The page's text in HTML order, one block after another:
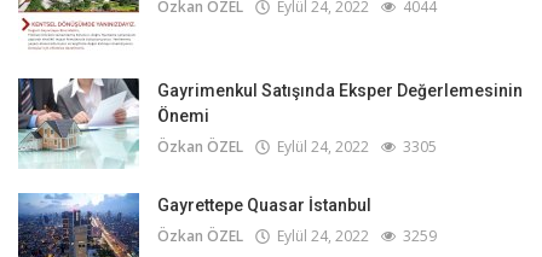
Özkan ÖZEL Eylül 24, 2022 4044
Gayrimenkul Satışında Eksper Değerlemesinin
Önemi
Özkan ÖZEL Eylül 24, 2022 3305
Gayrettepe Quasar İstanbul
Özkan ÖZEL Eylül 24, 2022 3259